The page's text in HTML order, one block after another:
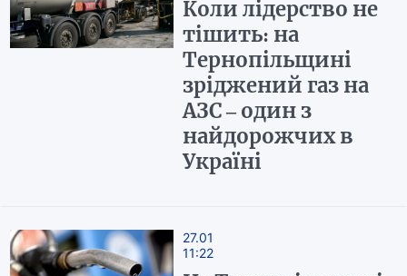
Коли лідерство не
тішить: на
Тернопільщині
зріджений газ на
АЗС – один з
найдорожчих в
Україні
27.01
11:22